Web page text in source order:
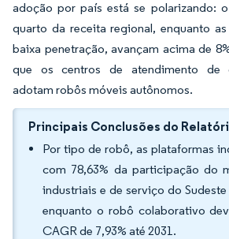
adoção por país está se polarizando:
quarto da receita regional, enquanto
baixa penetração, avançam acima de
que os centros de atendimento de
adotam robôs móveis autônomos.
Principais Conclusões do
Por tipo de robô, as plataformas
com 78,63% da participação do
industriais e de serviço do
enquanto o robô colaborativo
CAGR de 7,93% até 2031.